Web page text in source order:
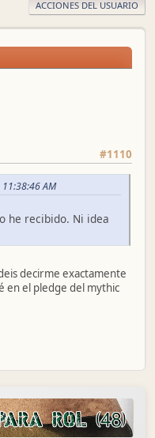
ACCIONES DEL USUARIO
#1110
AM
he recibido. Ni idea
decirme exactamente
en el pledge del mythic